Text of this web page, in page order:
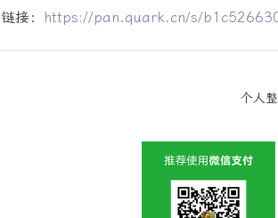
链接： https://pan.quark.cn/s/
个人